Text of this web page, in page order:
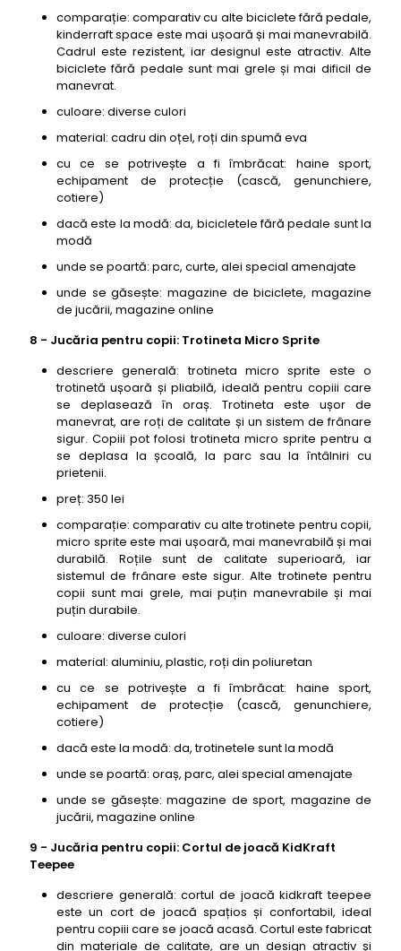
comparație: comparativ cu alte biciclete fără pedale,
kinderraft space este mai ușoară și mai manevrabilă.
Cadrul este rezistent, iar designul este atractiv. Alte
biciclete fără pedale sunt mai grele și mai dificil de
manevrat.
culoare: diverse culori
material: cadru din oțel, roți din spumă eva
cu ce se potrivește a fi îmbrăcat: haine sport,
echipament de protecție (cască, genunchiere,
cotiere)
dacă este la modă: da, bicicletele fără pedale sunt la
modă
unde se poartă: parc, curte, alei special amenajate
unde se găsește: magazine de biciclete, magazine
de jucării, magazine online
8 - Jucăria pentru copii: Trotineta Micro Sprite
descriere generală: trotineta micro sprite este o
trotinetă ușoară și pliabilă, ideală pentru copiii care
se deplasează în oraș. Trotineta este ușor de
manevrat, are roți de calitate și un sistem de frânare
sigur. Copiii pot folosi trotineta micro sprite pentru a
se deplasa la școală, la parc sau la întâlniri cu
prietenii.
preț: 350 lei
comparație: comparativ cu alte trotinete pentru copii,
micro sprite este mai ușoară, mai manevrabilă și mai
durabilă. Roțile sunt de calitate superioară, iar
sistemul de frânare este sigur. Alte trotinete pentru
copii sunt mai grele, mai puțin manevrabile și mai
puțin durabile.
culoare: diverse culori
material: aluminiu, plastic, roți din poliuretan
cu ce se potrivește a fi îmbrăcat: haine sport,
echipament de protecție (cască, genunchiere,
cotiere)
dacă este la modă: da, trotinetele sunt la modă
unde se poartă: oraș, parc, alei special amenajate
unde se găsește: magazine de sport, magazine de
jucării, magazine online
9 - Jucăria pentru copii: Cortul de joacă KidKraft
Teepee
descriere generală: cortul de joacă kidkraft teepee
este un cort de joacă spațios și confortabil, ideal
pentru copiii care se joacă acasă. Cortul este fabricat
din materiale de calitate, are un design atractiv și